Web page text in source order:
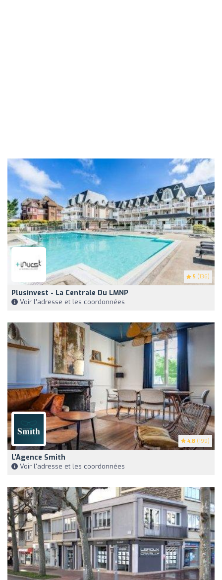
5 (136)
Plusinvest - La Centrale Du LMNP
Voir l'adresse et les coordonnées
4.8 (199)
L'Agence Smith
Voir l'adresse et les coordonnées